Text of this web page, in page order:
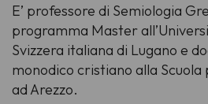
E’ professore di Semiologia
programma Master
Svizzera italiana di Lugano e
monodico cristiano alla
ad Arezzo.